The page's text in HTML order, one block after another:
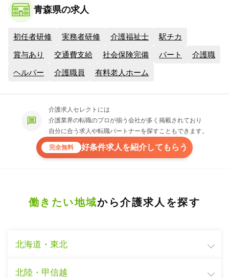
青森県の求人
初任者研修 実務者研修 介護福祉士 駅チカ
賞与あり 交通費支給 社会保険完備 パート 介護職
ヘルパー 介護職員 有料老人ホーム
介護求人セレクトには
介護業界の転職のプロが揃う会社が多く掲載されており
自分に合う求人や転職パートナーを探すこともできます。
完全無料 好条件求人を紹介してもらう
働きたい地域から介護求人を探す
北海道・東北
北陸・甲信越